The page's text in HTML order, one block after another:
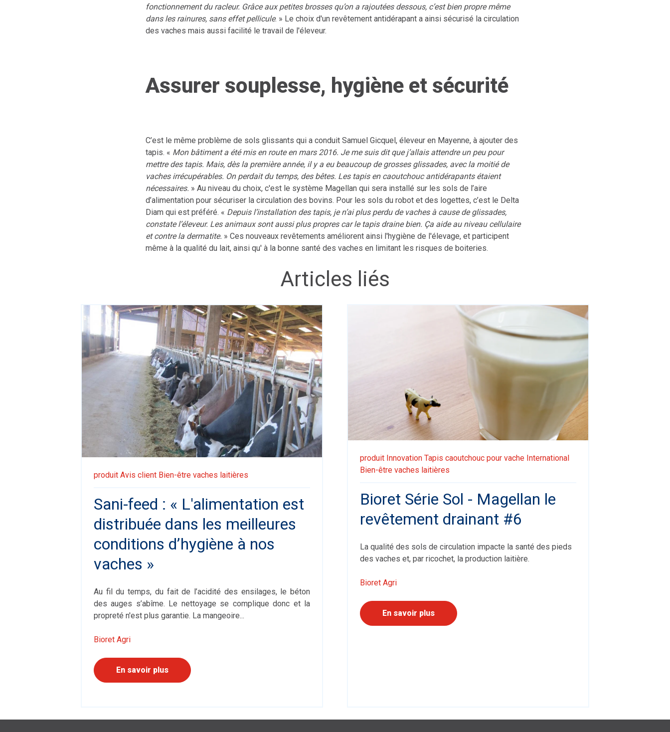
fonctionnement du racleur. Grâce aux petites brosses qu’on a rajoutées dessous, c’est bien propre même
dans les rainures, sans effet pellicule. » Le choix d'un revêtement antidérapant a ainsi sécurisé la circulation
des vaches mais aussi facilité le travail de l'éleveur.
Assurer souplesse, hygiène et sécurité
C’est le même problème de sols glissants qui a conduit Samuel Gicquel, éleveur en Mayenne, à ajouter des
tapis. « Mon bâtiment a été mis en route en mars 2016. Je me suis dit que j’allais attendre un peu pour
mettre des tapis. Mais, dès la première année, il y a eu beaucoup de grosses glissades, avec la moitié de
vaches irrécupérables. On perdait du temps, des bêtes. Les tapis en caoutchouc antidérapants étaient
nécessaires. » Au niveau du choix, c'est le système Magellan qui sera installé sur les sols de l’aire
d’alimentation pour sécuriser la circulation des bovins. Pour les sols du robot et des logettes, c’est le Delta
Diam qui est préféré. « Depuis l’installation des tapis, je n’ai plus perdu de vaches à cause de glissades,
constate l’éleveur. Les animaux sont aussi plus propres car le tapis draine bien. Ça aide au niveau cellulaire
et contre la dermatite. » Ces nouveaux revêtements améliorent ainsi l'hygiène de l'élevage, et participent
même à la qualité du lait, ainsi qu' à la bonne santé des vaches en limitant les risques de boiteries.
Articles liés
produit Avis client Bien-être vaches laitières
Sani-feed : « L'alimentation est
distribuée dans les meilleures
conditions d’hygiène à nos
vaches »
Au fil du temps, du fait de l’acidité des ensilages, le béton
des auges s’abîme. Le nettoyage se complique donc et la
propreté n'est plus garantie. La mangeoire...
Bioret Agri
En savoir plus
produit Innovation Tapis caoutchouc pour vache International
Bien-être vaches laitières
Bioret Série Sol - Magellan le
revêtement drainant #6
La qualité des sols de circulation impacte la santé des pieds
des vaches et, par ricochet, la production laitière.
Bioret Agri
En savoir plus